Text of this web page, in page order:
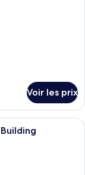
Voir les prix
d’hôtel moderne